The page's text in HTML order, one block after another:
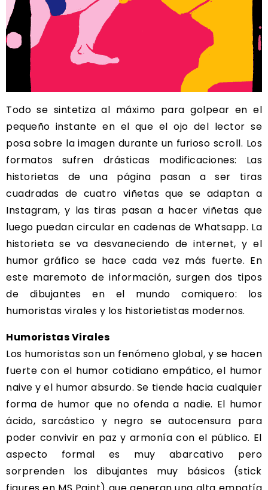
Todo se sintetiza al máximo para golpear en el
pequeño instante en el que el ojo del lector se
posa sobre la imagen durante un furioso scroll. Los
formatos sufren drásticas modificaciones: Las
historietas de una página pasan a ser tiras
cuadradas de cuatro viñetas que se adaptan a
Instagram, y las tiras pasan a hacer viñetas que
luego puedan circular en cadenas de Whatsapp. La
historieta se va desvaneciendo de internet, y el
humor gráfico se hace cada vez más fuerte. En
este maremoto de información, surgen dos tipos
de dibujantes en el mundo comiquero: los
humoristas virales y los historietistas modernos.
Humoristas Virales
Los humoristas son un fenómeno global, y se hacen
fuerte con el humor cotidiano empático, el humor
naive y el humor absurdo. Se tiende hacia cualquier
forma de humor que no ofenda a nadie. El humor
ácido, sarcástico y negro se autocensura para
poder convivir en paz y armonía con el público. El
aspecto formal es muy abarcativo pero
sorprenden los dibujantes muy básicos (stick